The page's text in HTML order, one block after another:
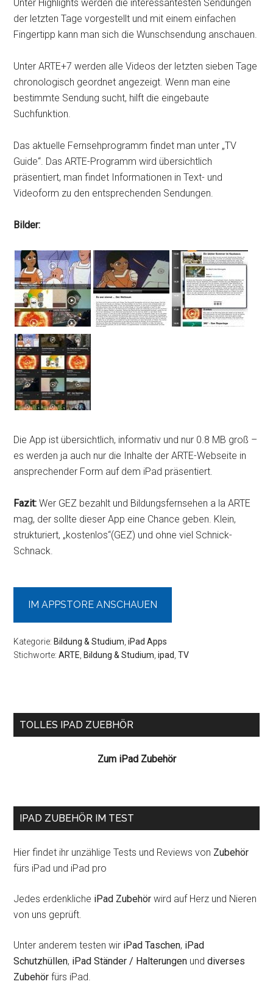
Unter Highlights werden die interessantesten Sendungen
der letzten Tage vorgestellt und mit einem einfachen
Fingertipp kann man sich die Wunschsendung anschauen.
Unter ARTE+7 werden alle Videos der letzten sieben Tage
chronologisch geordnet angezeigt. Wenn man eine
bestimmte Sendung sucht, hilft die eingebaute
Suchfunktion.
Das aktuelle Fernsehprogramm findet man unter „TV
Guide“. Das ARTE-Programm wird übersichtlich
präsentiert, man findet Informationen in Text- und
Videoform zu den entsprechenden Sendungen.
Bilder:
Die App ist übersichtlich, informativ und nur 0.8 MB groß –
es werden ja auch nur die Inhalte der ARTE-Webseite in
ansprechender Form auf dem iPad präsentiert.
Fazit: Wer GEZ bezahlt und Bildungsfernsehen a la ARTE
mag, der sollte dieser App eine Chance geben. Klein,
strukturiert, „kostenlos“(GEZ) und ohne viel Schnick-
Schnack.
IM APPSTORE ANSCHAUEN
Kategorie: Bildung & Studium ,iPad Apps
Stichworte:ARTE Bildung & Studium ,ipad ,TV
Seitenspalte
TOLLES IPAD ZUEBHÖR
Zum iPad Zubehör
IPAD ZUBEHÖR IM TEST
Hier findet ihr unzählige Tests und Reviews von Zubehör
fürs iPad und iPad pro
Jedes erdenkliche iPad Zubehör wird auf Herz und Nieren
von uns geprüft.
Unter anderem testen wir iPad Taschen, iPad
Schutzhüllen, iPad Ständer / Halterungen unddiverses
Zubehör fürs iPad.